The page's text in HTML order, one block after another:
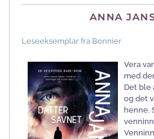
ANNA
Leseeksemplar fra Bonnier
Vera
med
Det ble
og det
henne.